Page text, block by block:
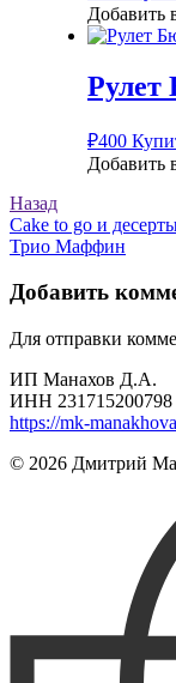
Добавить
₽400
Добавить
Назад
Навигация
по
записям
Cake to go и
Трио Маффин
Добавить
Для отправки
ИП Манахов Д.А.
ИНН 231715200798
https://mk-
© 2026 Дмитрий